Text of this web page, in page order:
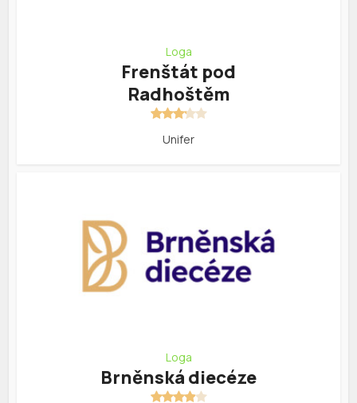
Loga
Frenštát pod
Radhoštěm
Unifer
Loga
Brněnská diecéze